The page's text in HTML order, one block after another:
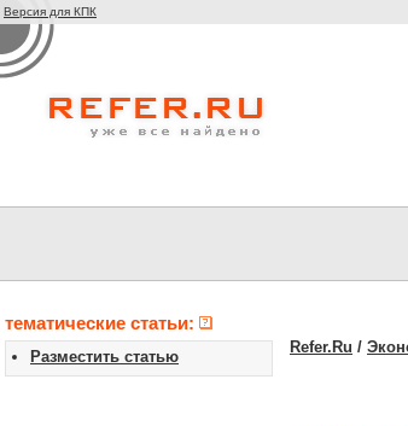
Версия для КПК
тематические статьи:
Разместить статью
Refer.Ru /